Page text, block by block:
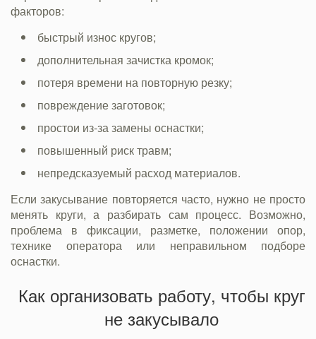
факторов:
быстрый износ кругов;
дополнительная зачистка кромок;
потеря времени на повторную резку;
повреждение заготовок;
простои из-за замены оснастки;
повышенный риск травм;
непредсказуемый расход материалов.
Если закусывание повторяется часто, нужно не просто
менять круги, а разбирать сам процесс. Возможно,
проблема в фиксации, разметке, положении опор,
технике оператора или неправильном подборе
оснастки.
Как организовать работу, чтобы круг
не закусывало